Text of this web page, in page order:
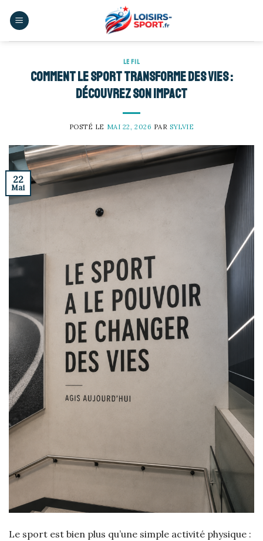
LE FIL
Comment le sport transforme des vies :
découvrez son impact
POSTÉ LE MAI 22, 2026 PARSYLVIE
22
Mai
Le sport est bien plus qu’une simple activité physique :